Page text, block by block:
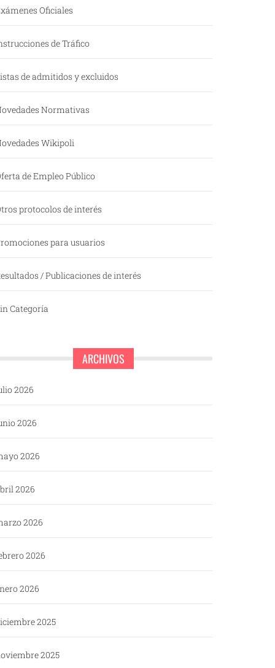
Oficiales
de Tráfico
de admitidos y excluidos
Normativas
Wikipoli
de Empleo Público
protocolos de interés
para usuarios
/ Publicaciones de interés
Categoría
ARCHIVOS
2026
2026
2026
2026
2026
2026
2026
2025
2025